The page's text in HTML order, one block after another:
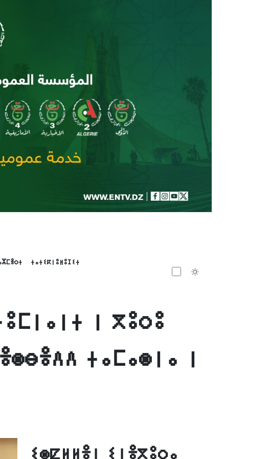
ⵜⴰⵜⵉⴽⵏⵓⵍⵓⵊⵉⵜ
ⵏ ⴳⵓⵔⵓ
ⵜⴰⵎⴰⵙⵏⴰ ⵏ
ⵉⵙⵇⵍⵍⴻⵏ ⵉⵏⴻⴳⵓⵔⴰ